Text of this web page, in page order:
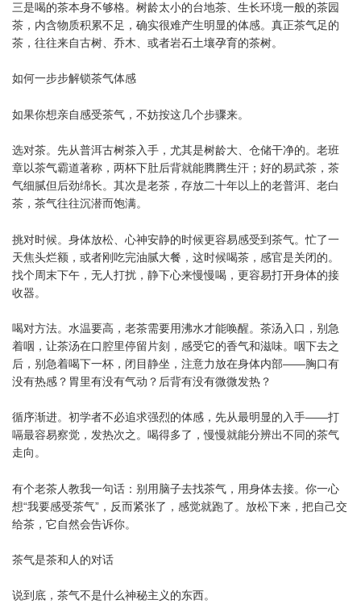
三是喝的茶本身不够格。树龄太小的台地茶、生长环境一般的茶园
茶，内含物质积累不足，确实很难产生明显的体感。真正茶气足的
茶，往往来自古树、乔木、或者岩石土壤孕育的茶树。
如何一步步解锁茶气体感
如果你想亲自感受茶气，不妨按这几个步骤来。
选对茶。先从普洱古树茶入手，尤其是树龄大、仓储干净的。老班
章以茶气霸道著称，两杯下肚后背就能腾腾生汗；好的易武茶，茶
气细腻但后劲绵长。其次是老茶，存放二十年以上的老普洱、老白
茶，茶气往往沉潜而饱满。
挑对时候。身体放松、心神安静的时候更容易感受到茶气。忙了一
天焦头烂额，或者刚吃完油腻大餐，这时候喝茶，感官是关闭的。
找个周末下午，无人打扰，静下心来慢慢喝，更容易打开身体的接
收器。
喝对方法。水温要高，老茶需要用沸水才能唤醒。茶汤入口，别急
着咽，让茶汤在口腔里停留片刻，感受它的香气和滋味。咽下去之
后，别急着喝下一杯，闭目静坐，注意力放在身体内部——胸口有
没有热感？胃里有没有气动？后背有没有微微发热？
循序渐进。初学者不必追求强烈的体感，先从最明显的入手——打
嗝最容易察觉，发热次之。喝得多了，慢慢就能分辨出不同的茶气
走向。
有个老茶人教我一句话：别用脑子去找茶气，用身体去接。你一心
想“我要感受茶气”，反而紧张了，感觉就跑了。放松下来，把自己交
给茶，它自然会告诉你。
茶气是茶和人的对话
说到底，茶气不是什么神秘主义的东西。